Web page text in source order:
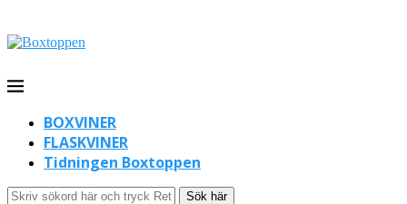
BOXVINER
FLASKVINER
Tidningen Boxtoppen
Sök här